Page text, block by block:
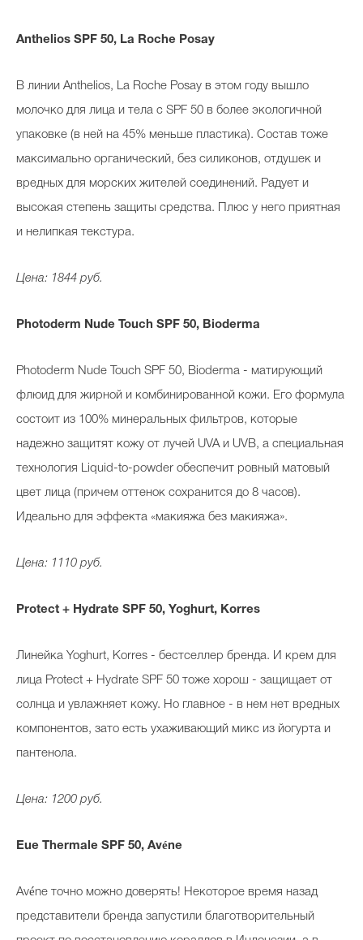
Anthelios SPF 50, La Roche Posay
В линии Anthelios, La Roche Posay в этом году вышло
молочко для лица и тела с SPF 50 в более экологичной
упаковке (в ней на 45% меньше пластика). Состав тоже
максимально органический, без силиконов, отдушек и
вредных для морских жителей соединений. Радует и
высокая степень защиты средства. Плюс у него приятная
и нелипкая текстура.
Цена: 1844 руб.
Photoderm Nude Touch SPF 50, Bioderma
Photoderm Nude Touch SPF 50, Bioderma - матирующий
флюид для жирной и комбинированной кожи. Его формула
состоит из 100% минеральных фильтров, которые
надежно защитят кожу от лучей UVA и UVB, а специальная
технология Liquid-to-powder обеспечит ровный матовый
цвет лица (причем оттенок сохранится до 8 часов).
Идеально для эффекта «макияжа без макияжа».
Цена: 1110 руб.
Protect + Hydrate SPF 50, Yoghurt, Korres
Линейка Yoghurt, Korres - бестселлер бренда. И крем для
лица Protect + Hydrate SPF 50 тоже хорош - защищает от
солнца и увлажняет кожу. Но главное - в нем нет вредных
компонентов, зато есть ухаживающий микс из йогурта и
пантенола.
Цена: 1200 руб.
Eue Thermale SPF 50, Avéne
Avéne точно можно доверять! Некоторое время назад
представители бренда запустили благотворительный